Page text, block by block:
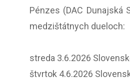
Pénzes (DAC Dunajská
medzištátnych dueloch:
streda 3.6.2026
štvrtok 4.6.2026